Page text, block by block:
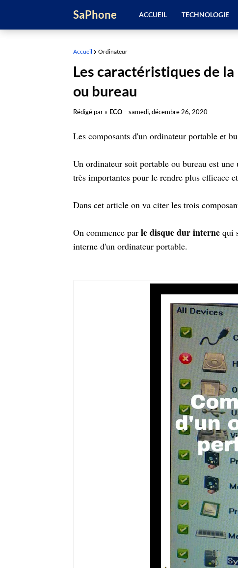
SaPhone ACCUEIL TECHNOLOGIE
Accueil Ordinateur
Les caractéristiques de
ou bureau
Rédigé par » ECO - samedi, décembre 26, 2020
Les composants d'un ordinateur portable et
Un ordinateur soit portable ou bureau est
très importantes pour le rendre plus efficace
Dans cet article on va citer les trois
On commence par le disque dur internequi
interne d'un ordinateur portable.